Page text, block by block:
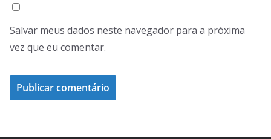
Salvar meus dados neste navegador para a próxima
vez que eu comentar.